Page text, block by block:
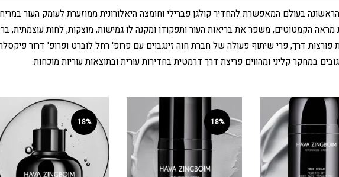
הראשונה בעולם המאפשרת להחדיר קולגן פברילי וחומצה היאלורונית ממוזערת לעומק העור
הקמטוטים, משפר את בריאות העור ותפקודו ומקנה לו גמישות, מוצקות, לחות עוצמתית,
פורצות דרך, פרי שיתוף פעולה של חברת חוה זינגבוים עם פרופ' רחל לוברט ופרופ' דרור
במחקר קליני ומהווים פריצת דרך דרמטית בחדירות עורית ובתוצאות עוריות מוכחות.
18%
18%